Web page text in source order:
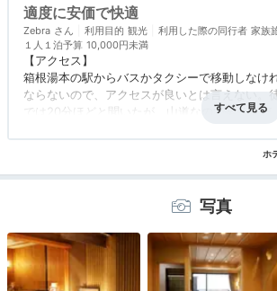
お部屋食もOK。相州牛や季節の食材を使
適度に安価で快適
Zebra 利用目的 観光 利用した際の同行者 家族
１人１泊予算 10,000円未満
【アクセス】
箱根湯本の駅からバスかタクシーで移動しなけ
ならないので、アクセスが良いとは言えない。
では20分ほどと聞いたが、山道なので辛そうだ。
【食事】
食事を予約しておかなくても、ホテル内に喫茶コ
ナーがあったので、軽食（カレーとかビーフシチ
ーとかスパゲッティ、オムライス程度まで）は
ことができる。
【部屋や風呂】
家族5人だったので、広い和洋室を利用した。窓
アクセス 2.0 コスパ 4.5 客室 3.0 接客対応 4.0
ホ
写真